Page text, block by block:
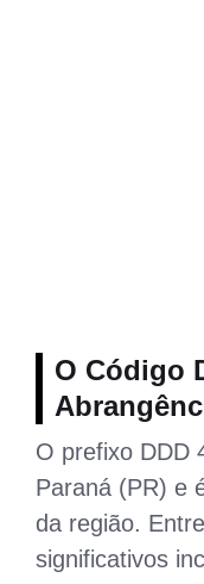
O Código
O prefixo DDD
Paraná (PR) e
da região.
significativos